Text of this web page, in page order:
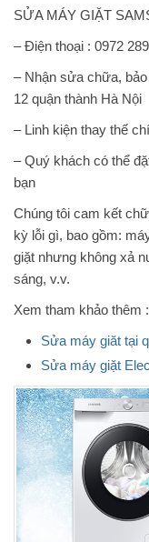
SỬA MÁY GIẶT
– Điện thoại : 0972
– Nhận sửa chữa,
12 quận thành Hà Nội
– Linh kiện thay thế
– Quý khách có thể
bạn
Chúng tôi cam kết
kỳ lỗi gì, bao gồm:
giặt nhưng không xả
sáng, v.v.
Xem tham khảo thêm :
Sửa máy giăt tại
Sửa máy giặt